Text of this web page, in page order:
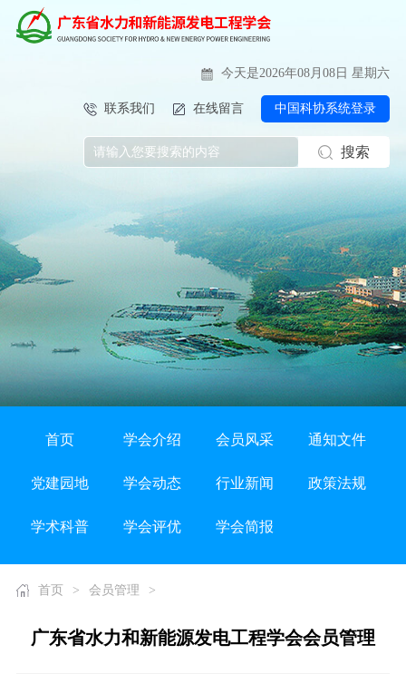
今天是2026年08月08日 星期六
联系我们 在线留言 中国科协系统登录
搜索
首页 学会介绍 会员风采 通知文件
党建园地 学会动态 行业新闻 政策法规
学术科普 学会评优 学会简报
首页 > 会员管理 >
广东省水力和新能源发电工程学会会员管理